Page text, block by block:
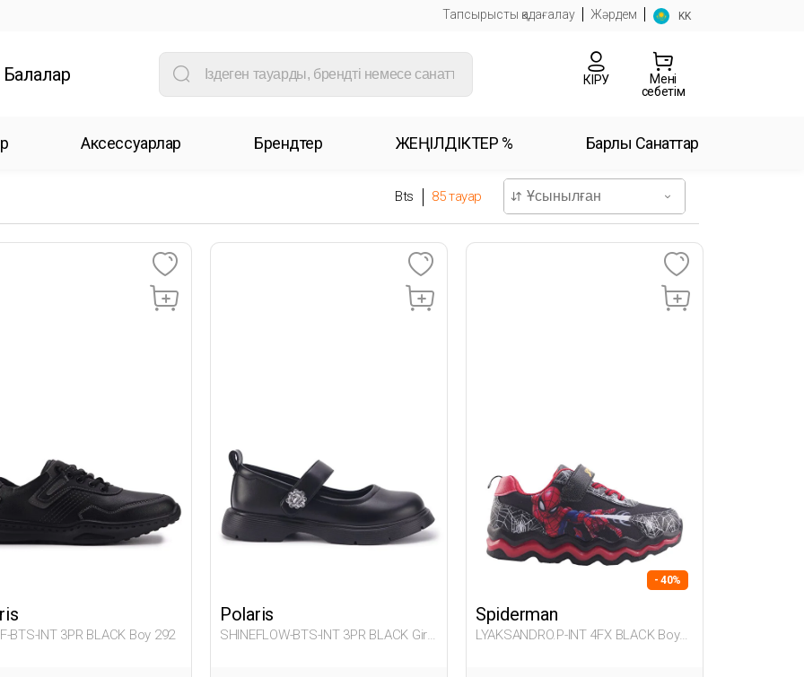
Тапсырысты қадағалау Жәрдем KK
Балалар КІРУ
Менің
себетім
Аксессуарлар Брендтер ЖЕҢІЛДІКТЕР % Барлық Санаттар
Bts 85тауар
BTS-INT 3PR BLACK Boy 292
Polaris
SHINEFLOW-BTS-INT 3PR BLACK Girl
- 40%
Spiderman
LYAKSANDRO.P-INT 4FX BLACK Boy